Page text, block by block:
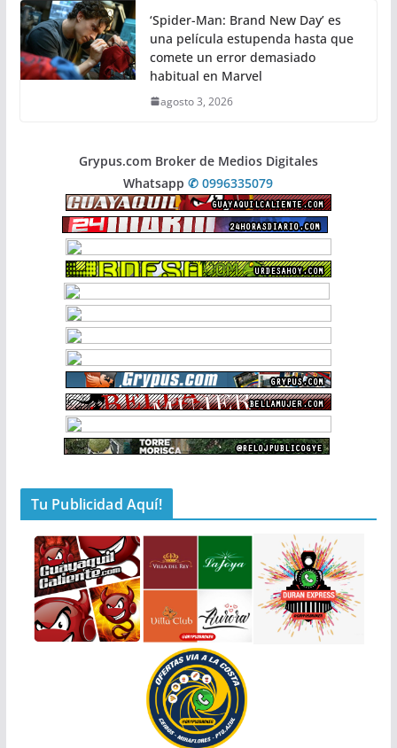
‘Spider-Man: Brand New Day’ es
una película estupenda hasta que
comete un error demasiado
habitual en Marvel
agosto 3, 2026
Grypus.com Broker de Medios Digitales
Whatsapp✆ 0996335079
Tu Publicidad Aquí!